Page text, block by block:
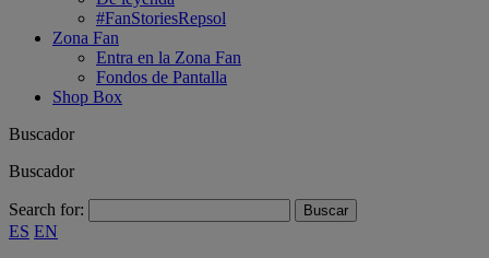
#FanStoriesRepsol
Zona Fan
Entra en la Zona Fan
Fondos de Pantalla
Shop Box
Buscador
Buscador
Search for:
ES EN